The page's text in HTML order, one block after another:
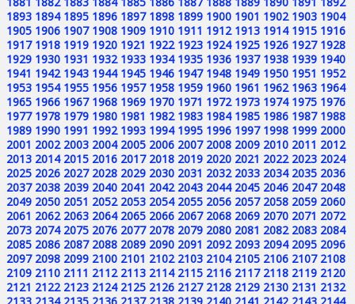
1893 1894 1895 1896 1897 1898 1899 1900 1901 1902 1903 1904
1905 1906 1907 1908 1909 1910 1911 1912 1913 1914 1915 1916
1917 1918 1919 1920 1921 1922 1923 1924 1925 1926 1927 1928
1929 1930 1931 1932 1933 1934 1935 1936 1937 1938 1939 1940
1941 1942 1943 1944 1945 1946 1947 1948 1949 1950 1951 1952
1953 1954 1955 1956 1957 1958 1959 1960 1961 1962 1963 1964
1965 1966 1967 1968 1969 1970 1971 1972 1973 1974 1975 1976
1977 1978 1979 1980 1981 1982 1983 1984 1985 1986 1987 1988
1989 1990 1991 1992 1993 1994 1995 1996 1997 1998 1999 2000
2001 2002 2003 2004 2005 2006 2007 2008 2009 2010 2011 2012
2013 2014 2015 2016 2017 2018 2019 2020 2021 2022 2023 2024
2025 2026 2027 2028 2029 2030 2031 2032 2033 2034 2035 2036
2037 2038 2039 2040 2041 2042 2043 2044 2045 2046 2047 2048
2049 2050 2051 2052 2053 2054 2055 2056 2057 2058 2059 2060
2061 2062 2063 2064 2065 2066 2067 2068 2069 2070 2071 2072
2073 2074 2075 2076 2077 2078 2079 2080 2081 2082 2083 2084
2085 2086 2087 2088 2089 2090 2091 2092 2093 2094 2095 2096
2097 2098 2099 2100 2101 2102 2103 2104 2105 2106 2107 2108
2109 2110 2111 2112 2113 2114 2115 2116 2117 2118 2119 2120
2121 2122 2123 2124 2125 2126 2127 2128 2129 2130 2131 2132